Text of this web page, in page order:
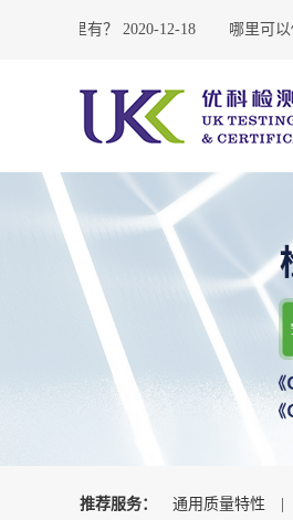
2020-12-18
莞哪里有？ 哪里可以做
推荐服务： 通用质量特性